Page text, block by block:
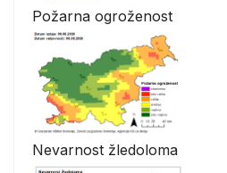
Požarna ogroženost
Nevarnost žledoloma